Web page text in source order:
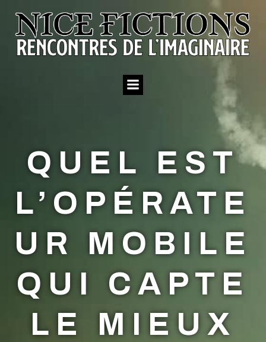
au
contenu
QUEL EST
L’OPÉRATE
UR MOBILE
QUI CAPTE
LE MIEUX